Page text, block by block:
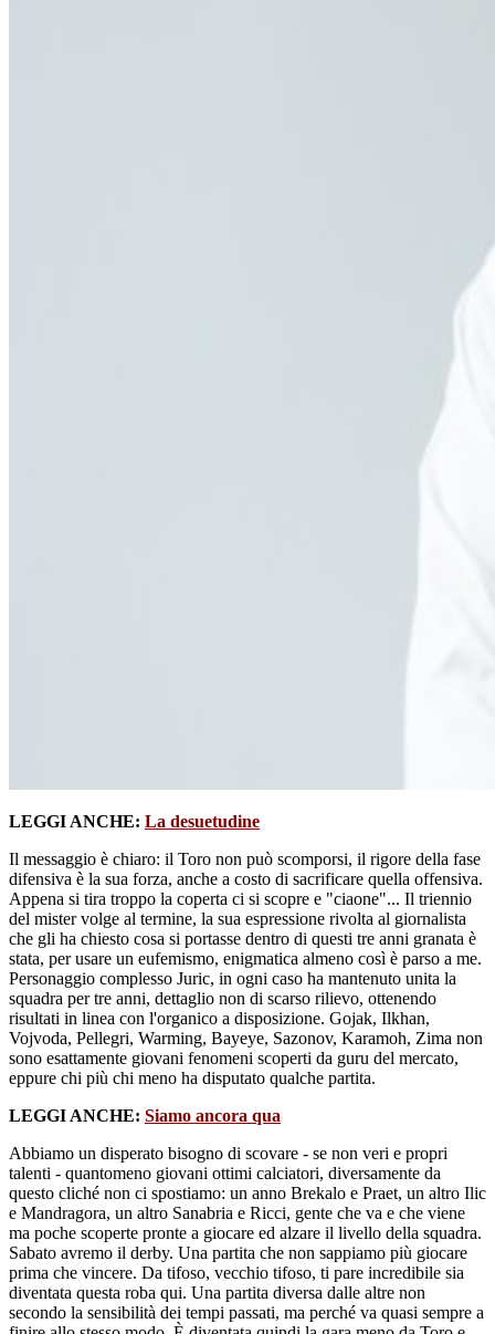
LEGGI ANCHE: La desuetudine
Il messaggio è chiaro: il Toro non può scomporsi, il rigore della fase
difensiva è la sua forza, anche a costo di sacrificare quella offensiva.
Appena si tira troppo la coperta ci si scopre e "ciaone"... Il triennio
del mister volge al termine, la sua espressione rivolta al giornalista
che gli ha chiesto cosa si portasse dentro di questi tre anni granata è
stata, per usare un eufemismo, enigmatica almeno così è parso a me.
Personaggio complesso Juric, in ogni caso ha mantenuto unita la
squadra per tre anni, dettaglio non di scarso rilievo, ottenendo
risultati in linea con l'organico a disposizione. Gojak, Ilkhan,
Vojvoda, Pellegri, Warming, Bayeye, Sazonov, Karamoh, Zima non
sono esattamente giovani fenomeni scoperti da guru del mercato,
eppure chi più chi meno ha disputato qualche partita.
LEGGI ANCHE: Siamo ancora qua
Abbiamo un disperato bisogno di scovare - se non veri e propri
talenti - quantomeno giovani ottimi calciatori, diversamente da
questo cliché non ci spostiamo: un anno Brekalo e Praet, un altro Ilic
e Mandragora, un altro Sanabria e Ricci, gente che va e che viene
ma poche scoperte pronte a giocare ed alzare il livello della squadra.
Sabato avremo il derby. Una partita che non sappiamo più giocare
prima che vincere. Da tifoso, vecchio tifoso, ti pare incredibile sia
diventata questa roba qui. Una partita diversa dalle altre non
secondo la sensibilità dei tempi passati, ma perché va quasi sempre a